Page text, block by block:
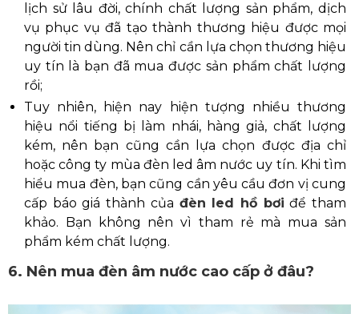
lịch sử lâu đời, chính chất lượng sản phẩm, dịch
vụ phục vụ đã tạo thành thương hiệu được mọi
người tin dùng. Nên chỉ cần lựa chọn thương hiệu
uy tín là bạn đã mua được sản phẩm chất lượng
rồi;
Tuy nhiên, hiện nay hiện tượng nhiều thương
hiệu nổi tiếng bị làm nhái, hàng giả, chất lượng
kém, nên bạn cũng cần lựa chọn được địa chỉ
hoặc công ty mùa đèn led âm nước uy tín. Khi tìm
hiểu mua đèn, bạn cũng cần yêu cầu đơn vị cung
cấp báo giá thành của đèn led hồ bơi để tham
khảo. Bạn không nên vì tham rẻ mà mua sản
phẩm kém chất lượng.
6. Nên mua đèn âm nước cao cấp ở đâu?